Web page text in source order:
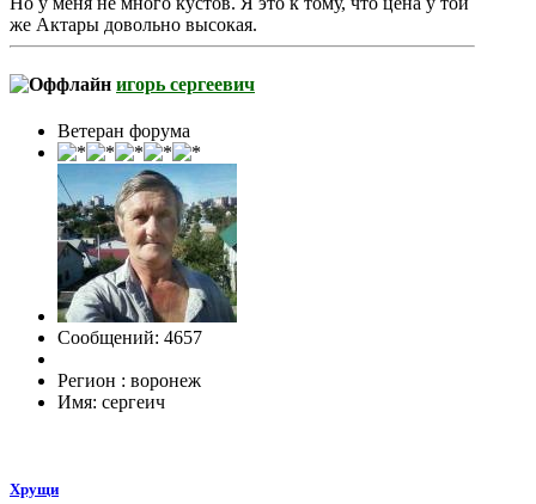
же Актары довольно высокая.
игорь сергеевич
Ветеран форума
Сообщений: 4657
Регион : воронеж
Имя: сергеич
Хрущи